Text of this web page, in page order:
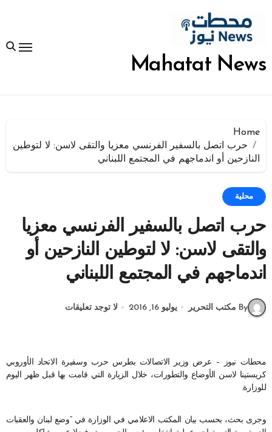
المحتوى
Mahatat News
Home
حرب اتصل بالسفير الفرنسي معزيا والتقى لاسن: لا لتوطين
النازحين أو اندماجهم في المجتمع اللبناني
محلية
حرب اتصل بالسفير الفرنسي معزيا
والتقى لاسن: لا لتوطين النازحين أو
اندماجهم في المجتمع اللبناني
By مكتب التحرير يوليو 16, 2016 لا توجد تعليقات
محطات نيوز – عرض وزير الاتصالات بطرس حرب وسفيرة الاتحاد الأوروبي
كريستينا لاسن الأوضاع والتطورات، خلال الزيارة التي قامت بها قبل ظهر اليوم
للوزارة.
وجرى بحث، بحسب بيان المكتب الاعلامي في الوزارة في “وضع لبنان والعقبات